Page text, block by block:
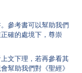
參考書可以幫助我們
確的處境下，尊崇
文下理，若再參看其
幫助我們對《聖經》